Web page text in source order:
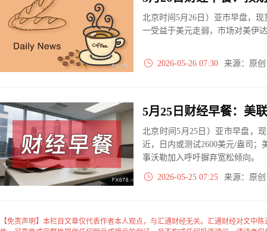
北京时间5月26日）亚市早盘，
一受益于美元走弱，市场对美伊
2026-05-26 07:30 来源：原
北京时间5月25日）亚市早盘，
近，日内或测试2600美元/盎司；
事沃勒加入呼吁摒弃宽松倾向。
2026-05-25 07:25 来源：原
【免责声明】本栏目文章仅代表作者本人观点，与汇通财经无关。汇通财经对文中